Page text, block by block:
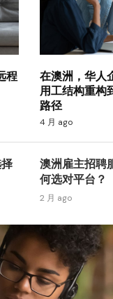
程
在澳洲，华人
用工结构重构
路径
4 月 ago
澳洲雇主招聘
何选对平台？
2 月 ago